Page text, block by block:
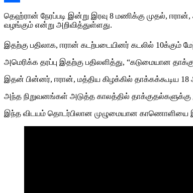
Share
தெஹ்ரான் நேரப்படி இன்று இரவு 8 மணிக்கு முதல்,
வழங்கும் என்று அறிவித்துள்ளது.
இதற்கு பதிலாக, ஈரான் கடற்படையினர் கடலில் 10க்கும்
அமெரிக்க தரப்பு இதற்கு பதிலளித்து, “கடுமையான
இதன் பின்னர், ஈரான், மத்திய கிழக்கில் தாக்கக்கூடிய
அந்த நிறுவனங்கள் அடுத்த காலத்தில்
இந்த விடயம் தொடர்பிலான முழுமையான